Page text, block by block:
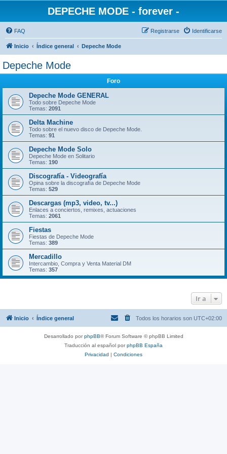
DEPECHE MODE - forever -
FAQ Identificarse
Registrarse
Inicio Índice general Depeche Mode
Depeche Mode
Foro
Depeche Mode GENERAL
Todo sobre Depeche Mode
Temas: 2091
Delta Machine
Todo sobre el nuevo disco de Depeche Mode.
Temas: 91
Depeche Mode Solo
Depeche Mode en Solitario
Temas: 190
Discografía - Videografía
Opina sobre la discografía de Depeche Mode
Temas: 529
Descargas (mp3, video, tv...)
Enlaces a conciertos, remixes, actuaciones
Temas: 2061
Fiestas
Fiestas de Depeche Mode
Temas: 389
Mercadillo
Intercambio, Compra y Venta Material DM
Temas: 357
Ir a
Inicio Índice general Todos los horarios son UTC+02:00
Desarrollado porphpBB® Forum Software © phpBB Limited
Traducción al español porphpBB España
Privacidad | Condiciones